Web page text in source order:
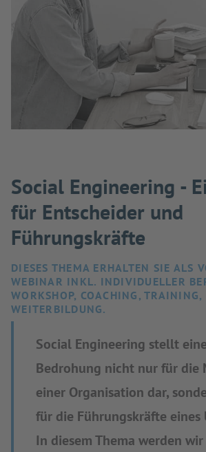
Social Engineering -
für Entscheider und
Führungskräfte
DIESES THEMA ERHALTEN SIE ALS
WEBINAR INKL. INDIVIDUELLER
WORKSHOP, COACHING, TRAINING,
WEITERBILDUNG.
Social Engineering stellt
Bedrohung nicht nur für die
einer Organisation dar,
für die Führungskräfte eines
In diesem Thema werden